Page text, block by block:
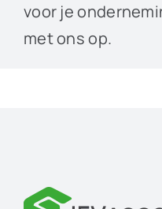
voor je
met ons op.